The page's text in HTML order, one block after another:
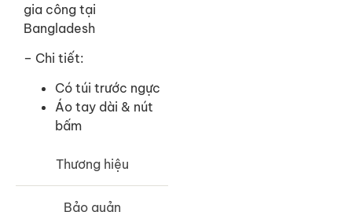
Thương hiệu
Bảo quản
gia công tại
Bangladesh
– Chi tiết:
Có túi trước ngực
Áo tay dài & nút
bấm